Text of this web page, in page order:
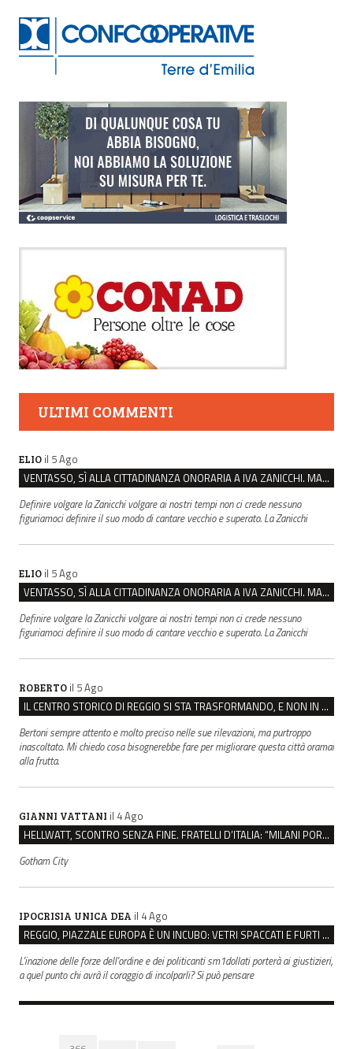
ULTIMI COMMENTI
ELIO il 5 Ago
VENTASSO, SÌ ALLA CITTADINANZA ONORARIA A IVA ZANICCHI. MA BARGIACCHI: “È DI PESSIMO GUSTO”
Definire volgare la Zanicchi volgare ai nostri tempi non ci crede nessuno
figuriamoci definire il suo modo di cantare vecchio e superato. La Zanicchi
ELIO il 5 Ago
VENTASSO, SÌ ALLA CITTADINANZA ONORARIA A IVA ZANICCHI. MA BARGIACCHI: “È DI PESSIMO GUSTO”
Definire volgare la Zanicchi volgare ai nostri tempi non ci crede nessuno
figuriamoci definire il suo modo di cantare vecchio e superato. La Zanicchi
ROBERTO il 5 Ago
IL CENTRO STORICO DI REGGIO SI STA TRASFORMANDO, E NON IN MEGLIO
Bertoni sempre attento e molto preciso nelle sue rilevazioni, ma purtroppo
inascoltato. Mi chiedo cosa bisognerebbe fare per migliorare questa città oramai
alla frutta.
GIANNI VATTANI il 4 Ago
HELLWATT, SCONTRO SENZA FINE. FRATELLI D’ITALIA: “MILANI PORTA DOCUMENTI, DE FRANCO INSULTI”
Gotham City
IPOCRISIA UNICA DEA il 4 Ago
REGGIO, PIAZZALE EUROPA È UN INCUBO: VETRI SPACCATI E FURTI SULLE AUTO IN SOSTA
L'inazione delle forze dell'ordine e dei politicanti sm1dollati porterà ai giustizieri,
a quel punto chi avrà il coraggio di incolparli? Si può pensare